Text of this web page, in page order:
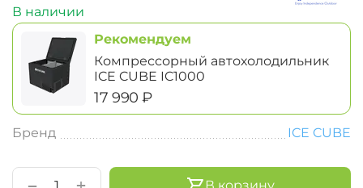
В наличии
Рекомендуем
Компрессорный автохолодильник
ICE CUBE IC1000
‍17 990‍ ₽
Бренд ICE CUBE